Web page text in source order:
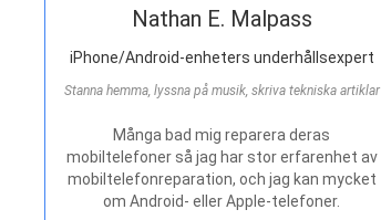
Nathan E. Malpass
iPhone/Android-enheters underhållsexpert
Stanna hemma, lyssna på musik, skriva tekniska artiklar
Många bad mig reparera deras
mobiltelefoner så jag har stor erfarenhet av
mobiltelefonreparation, och jag kan mycket
om Android- eller Apple-telefoner.